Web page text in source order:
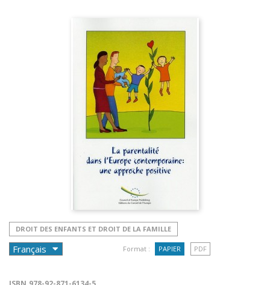
DROIT DES ENFANTS ET DROIT DE LA FAMILLE
Format : PAPIER PDF